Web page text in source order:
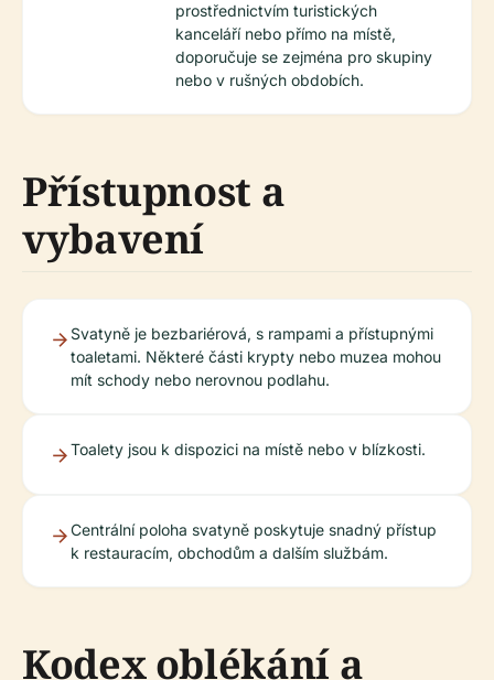
prostřednictvím turistických
kanceláří nebo přímo na místě,
doporučuje se zejména pro skupiny
nebo v rušných obdobích.
Přístupnost a
vybavení
Svatyně je bezbariérová, s rampami a přístupnými
toaletami. Některé části krypty nebo muzea mohou
mít schody nebo nerovnou podlahu.
Toalety jsou k dispozici na místě nebo v blízkosti.
Centrální poloha svatyně poskytuje snadný přístup
k restauracím, obchodům a dalším službám.
Kodex oblékání a